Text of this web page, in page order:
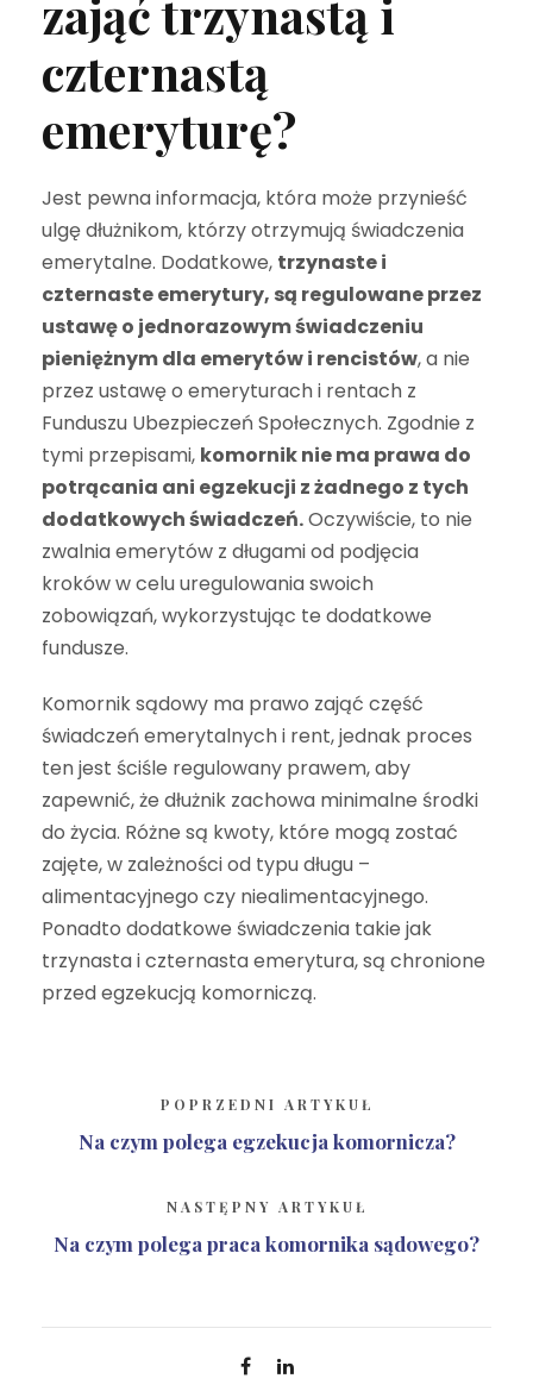
zająć trzynastą i
czternastą
emeryturę?
Jest pewna informacja, która może przynieść
ulgę dłużnikom, którzy otrzymują świadczenia
emerytalne. Dodatkowe, trzynaste i
czternaste emerytury, są regulowane przez
ustawę o jednorazowym świadczeniu
pieniężnym dla emerytów i rencistów, a nie
przez ustawę o emeryturach i rentach z
Funduszu Ubezpieczeń Społecznych. Zgodnie z
tymi przepisami, komornik nie ma prawa do
potrącania ani egzekucji z żadnego z tych
dodatkowych świadczeń.Oczywiście, to nie
zwalnia emerytów z długami od podjęcia
kroków w celu uregulowania swoich
zobowiązań, wykorzystując te dodatkowe
fundusze.
Komornik sądowy ma prawo zająć część
świadczeń emerytalnych i rent, jednak proces
ten jest ściśle regulowany prawem, aby
zapewnić, że dłużnik zachowa minimalne środki
do życia. Różne są kwoty, które mogą zostać
zajęte, w zależności od typu długu –
alimentacyjnego czy niealimentacyjnego.
Ponadto dodatkowe świadczenia takie jak
trzynasta i czternasta emerytura, są chronione
przed egzekucją komorniczą.
POPRZEDNI ARTYKUŁ
Na czym polega egzekucja komornicza?
NASTĘPNY ARTYKUŁ
Na czym polega praca komornika sądowego?